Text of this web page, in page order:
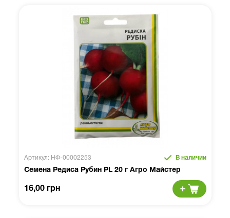
Артикул: НФ-00002253 В наличии
Семена Редиса Рубин PL 20 г Агро Майстер
16,00 грн